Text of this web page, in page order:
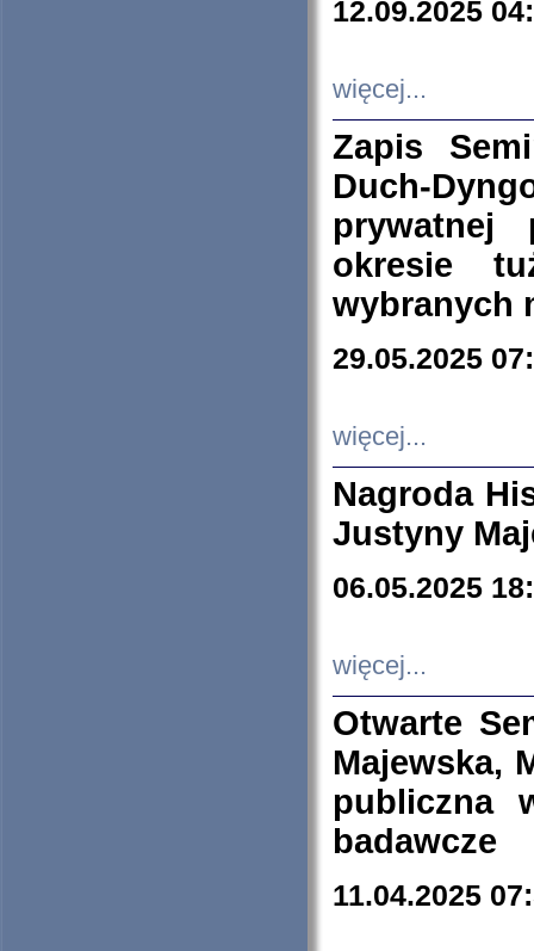
12.09.2025
więcej...
Zapis
Duch-
prywatnej
okresie
wybranych
29.05.2025
więcej...
Nagroda
Justyny
06.05.2025
więcej...
Otwarte
Majewska,
publiczna
badawcze
11.04.2025